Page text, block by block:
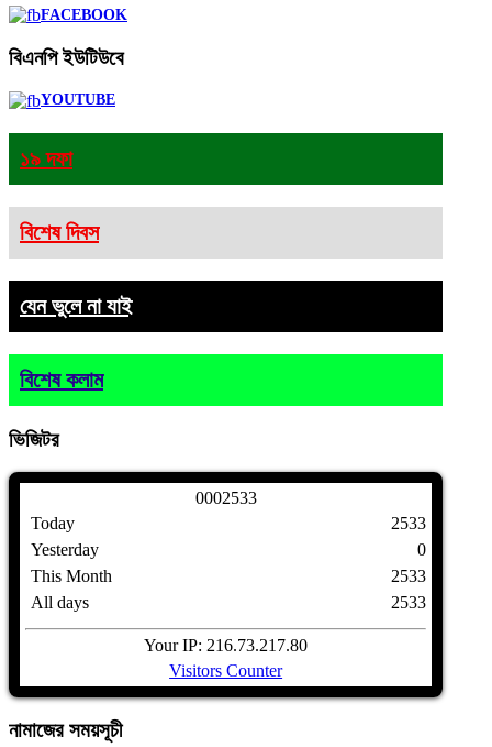
FACEBOOK
বিএনপিইউটিউবে
YOUTUBE
১৯ দফা
বিশেষ দিবস
যেন ভুলে না যাই
বিশেষ কলাম
ভিজিটর
0002533
Today
Yesterday
This Month
All days
2533
0
2533
2533
Your IP: 216.73.217.80
Visitors Counter
নামাজেরসময়সূচী